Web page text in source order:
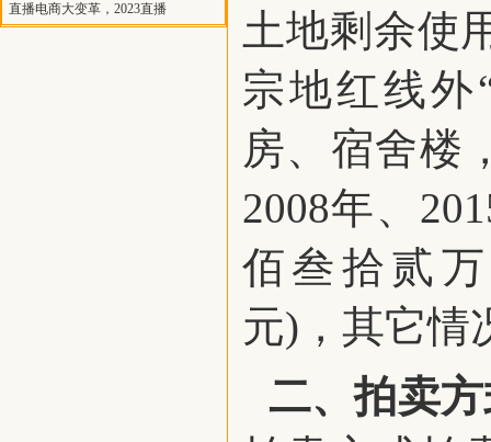
直播电商大变革，2023直播
土地剩余使
宗地红线外
房、宿舍楼
2008年、
佰叁拾贰
元)，其它情
二、拍卖